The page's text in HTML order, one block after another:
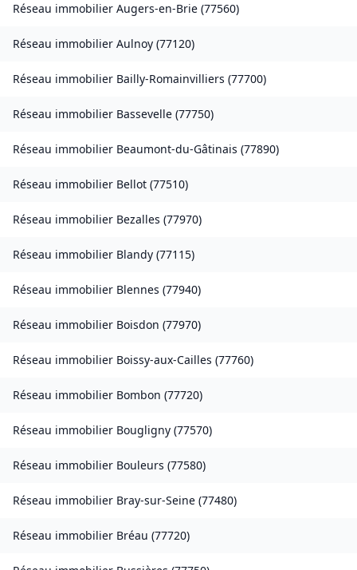
Réseau immobilier Augers-en-Brie (77560)
Réseau immobilier Aulnoy (77120)
Réseau immobilier Bailly-Romainvilliers (77700)
Réseau immobilier Bassevelle (77750)
Réseau immobilier Beaumont-du-Gâtinais (77890)
Réseau immobilier Bellot (77510)
Réseau immobilier Bezalles (77970)
Réseau immobilier Blandy (77115)
Réseau immobilier Blennes (77940)
Réseau immobilier Boisdon (77970)
Réseau immobilier Boissy-aux-Cailles (77760)
Réseau immobilier Bombon (77720)
Réseau immobilier Bougligny (77570)
Réseau immobilier Bouleurs (77580)
Réseau immobilier Bray-sur-Seine (77480)
Réseau immobilier Bréau (77720)